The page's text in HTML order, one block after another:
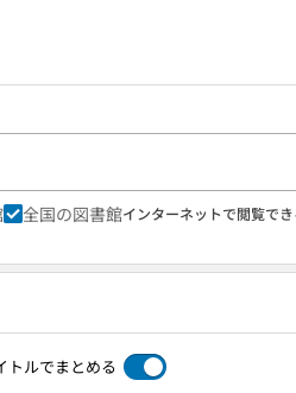
全国の図書館インターネットで閲覧で
トルでまとめる